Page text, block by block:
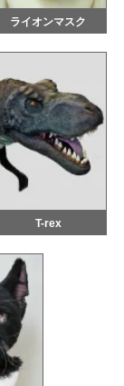
ライオンマスク
T-rex